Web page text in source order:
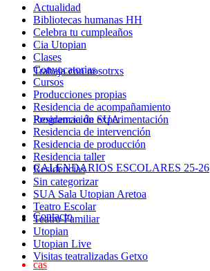
Trabaja con nosotrxs
Programación SUA
CALENDARIOS ESCOLARES 25-26
Contacto
cas
Actualidad
Bibliotecas humanas HH
Celebra tu cumpleaños
Cia Utopian
Clases
Convocatorias
Cursos
Producciones propias
Residencia de acompañamiento
Residencia de experimentación
Residencia de intervención
Residencia de producción
Residencia taller
Residencias
Sin categorizar
SUA Sala Utopian Aretoa
Teatro Escolar
Teatro Familiar
Utopian
Utopian Live
Visitas teatralizadas Getxo